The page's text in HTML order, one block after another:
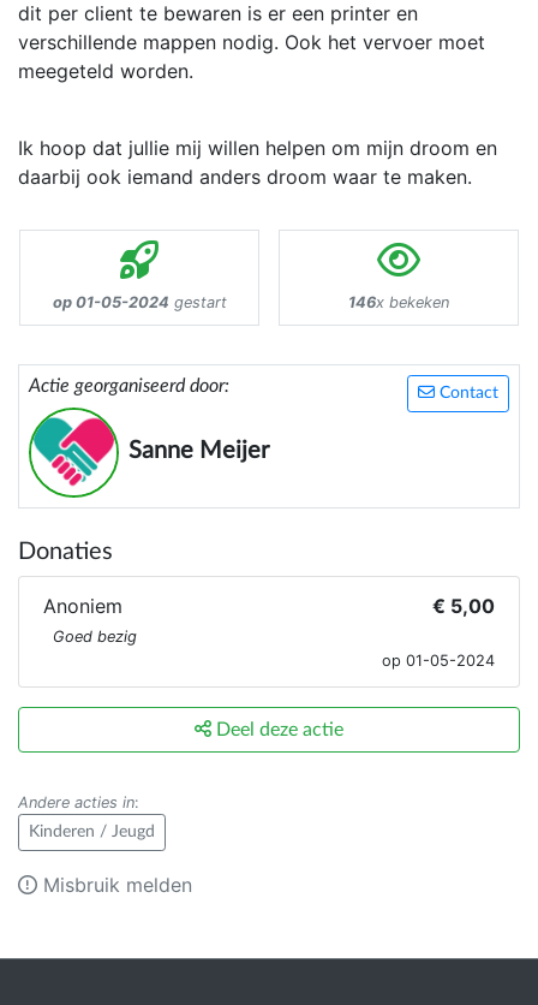
dit per client te bewaren is er een printer en
verschillende mappen nodig. Ook het vervoer moet
meegeteld worden.
Ik hoop dat jullie mij willen helpen om mijn droom en
daarbij ook iemand anders droom waar te maken.
op 01-05-2024 gestart 146x bekeken
Contact
Actie georganiseerd door:
Sanne Meijer
Donaties
Anoniem € 5,00
Goed bezig
op 01-05-2024
Deel deze actie
Andere acties in:
Kinderen / Jeugd
Misbruik melden